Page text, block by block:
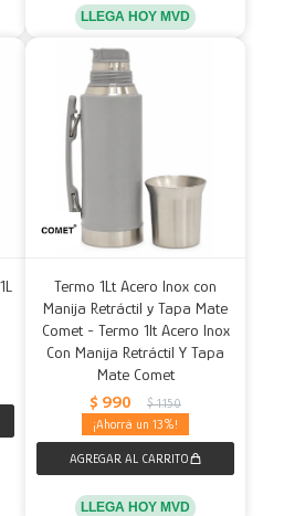
LLEGA HOY MVD
Termo 1Lt Acero Inox con
Manija Retráctil y Tapa Mate
Comet - Termo 1lt Acero Inox
Con Manija Retráctil Y Tapa
Mate Comet
$ 990 $ 1.150
13
LLEGA HOY MVD